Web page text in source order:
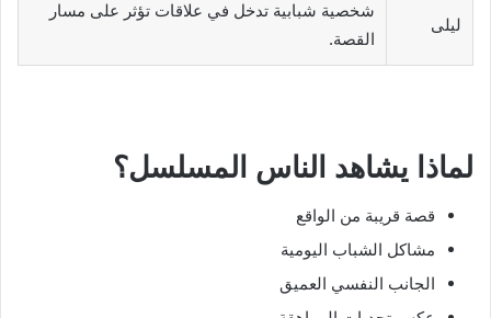
ليلى
شخصية شبابية تدخل في علاقات تؤثر على مسار
القصة.
لماذا يشاهد الناس المسلسل؟
قصة قريبة من الواقع
مشاكل الشباب اليومية
الجانب النفسي العميق